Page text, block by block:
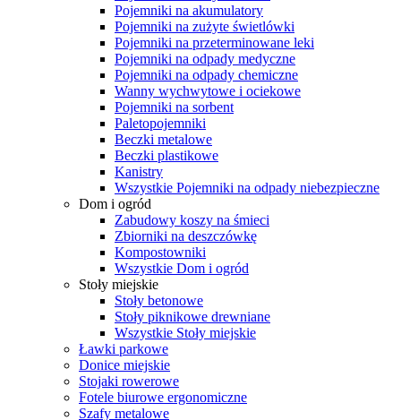
Pojemniki na akumulatory
Pojemniki na zużyte świetlówki
Pojemniki na przeterminowane leki
Pojemniki na odpady medyczne
Pojemniki na odpady chemiczne
Wanny wychwytowe i ociekowe
Pojemniki na sorbent
Paletopojemniki
Beczki metalowe
Beczki plastikowe
Kanistry
Wszystkie Pojemniki na odpady niebezpieczne
Dom i ogród
Zabudowy koszy na śmieci
Zbiorniki na deszczówkę
Kompostowniki
Wszystkie Dom i ogród
Stoły miejskie
Stoły betonowe
Stoły piknikowe drewniane
Wszystkie Stoły miejskie
Ławki parkowe
Donice miejskie
Stojaki rowerowe
Fotele biurowe ergonomiczne
Szafy metalowe